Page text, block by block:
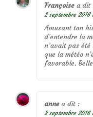
Françoise a dit
2 septembre
Amusant ton
d’entendre la
n’avait pas
que la météo
favorable.
anne a dit :
2 septembre